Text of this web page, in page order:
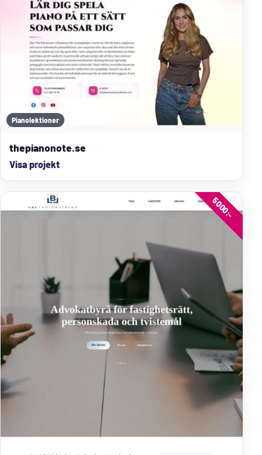
Pianolektioner
thepianonote.se
Visa projekt
5000:-